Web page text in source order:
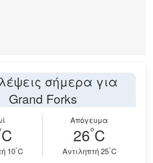
σήμερα για
Grand Forks
C
10°C
Απόγευμα
26°C
Aντιληπτή 25°C